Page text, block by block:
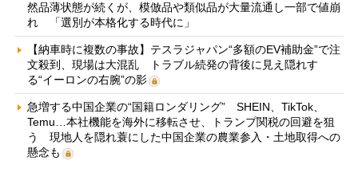
然品薄状態が続くが、模倣品や類似品が大量流通し一部で値崩
れ 「選別が本格化する時代に」
【納車時に複数の事故】テスラジャパン“多額のEV補助金”で注
文殺到、現場は大混乱 トラブル続発の背後に見え隠れす
る“イーロンの右腕”の影
急増する中国企業の“国籍ロンダリング” SHEIN、TikTok、
Temu…本社機能を海外に移転させ、トランプ関税の回避を狙
う 現地人を隠れ蓑にした中国企業の農業参入・土地取得への
懸念も